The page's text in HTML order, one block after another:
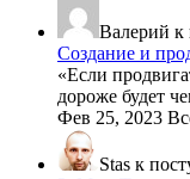
Валерий к
Создание и
«Если
дороже будет
Фев 25, 2023
Stas к